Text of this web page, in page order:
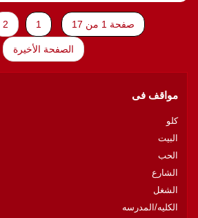
صفحة 1 من 17 1
2
الصفحة الأخيرة
مواقف فى
كلو
البيت
الحب
الشارع
الشغل
الكليه/المدرسه